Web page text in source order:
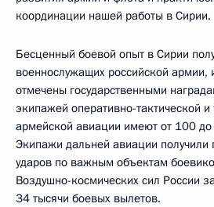
координации нашей работы в Сирии.
Бесценный боевой опыт в Сирии
военнослужащих российской
отмечены государственными
экипажей оперативно-тактической
армейской авиации имеют от 100
Экипажи дальней авиации получили
ударов по важным объектам
Воздушно-космических сил России
34 тысячи боевых вылетов.